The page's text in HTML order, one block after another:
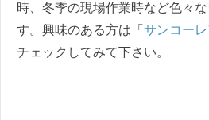
時、冬季の現場作業時など色々
す。興味のある方は「 サンコー
チェックしてみて下さい。